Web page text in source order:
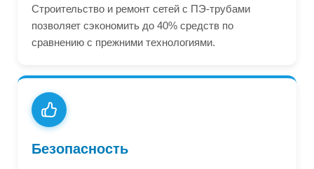
Строительство и ремонт сетей с ПЭ-трубами
позволяет сэкономить до 40% средств по
сравнению с прежними технологиями.
Безопасность